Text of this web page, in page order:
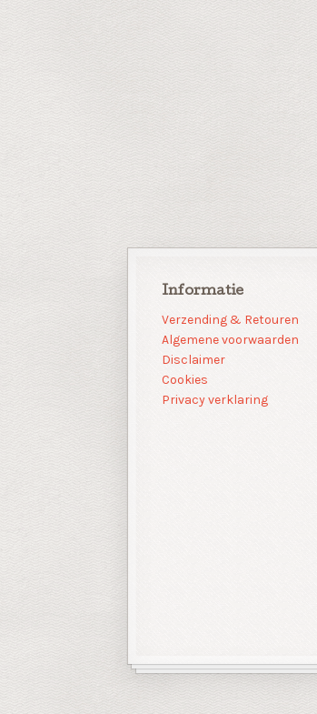
Informatie
Verzending & Retouren
Algemene voorwaarden
Disclaimer
Cookies
Privacy verklaring